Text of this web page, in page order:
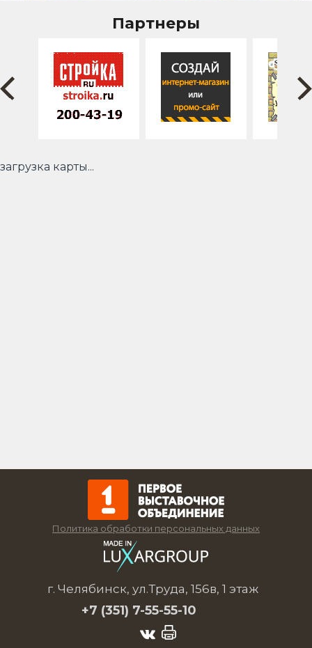
Партнеры
загрузка карты...
Политика обработки персональных данных
г. Челябинск, ул.Труда, 156в, 1 этаж
+7 (351) 7-55-55-10